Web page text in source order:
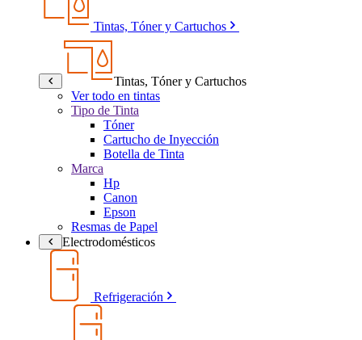
Tintas, Tóner y Cartuchos
Tintas, Tóner y Cartuchos
Ver todo en tintas
Tipo de Tinta
Tóner
Cartucho de Inyección
Botella de Tinta
Marca
Hp
Canon
Epson
Resmas de Papel
Electrodomésticos
Refrigeración